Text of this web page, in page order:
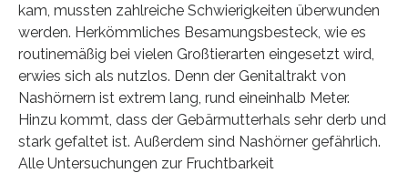
kam, mussten zahlreiche Schwierigkeiten überwunden
werden. Herkömmliches Besamungsbesteck, wie es
routinemäßig bei vielen Großtierarten eingesetzt wird,
erwies sich als nutzlos. Denn der Genitaltrakt von
Nashörnern ist extrem lang, rund eineinhalb Meter.
Hinzu kommt, dass der Gebärmutterhals sehr derb und
stark gefaltet ist. Außerdem sind Nashörner gefährlich.
Alle Untersuchungen zur Fruchtbarkeit